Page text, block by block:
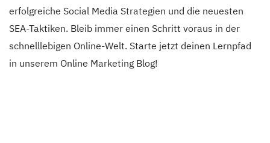
erfolgreiche Social Media Strategien und die neuesten
SEA-Taktiken. Bleib immer einen Schritt voraus in der
schnelllebigen Online-Welt. Starte jetzt deinen Lernpfad
in unserem Online Marketing Blog!